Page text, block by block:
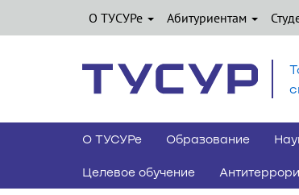
О ТУСУРе Абитуриентам
О ТУСУРе Образование
Целевое обучение